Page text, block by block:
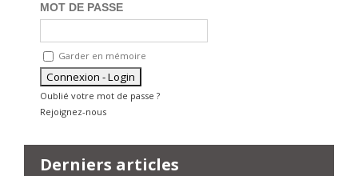
MOT DE PASSE
Garder en mémoire
Oublié votre mot de passe ?
Rejoignez-nous
Derniers articles